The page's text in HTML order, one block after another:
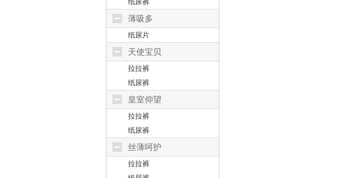
纸尿裤
薄吸多
纸尿片
天使宝贝
拉拉裤
纸尿裤
皇室仰望
拉拉裤
纸尿裤
丝薄呵护
拉拉裤